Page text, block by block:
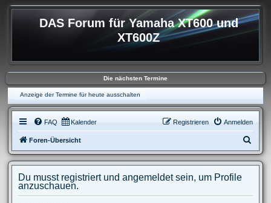
DAS Forum für Yamaha XT600 und
XT600Z
Die nächsten Termine
Anzeige der Termine für heute ausschalten
FAQ Kalender Anmelden
Registrieren
Foren-Übersicht
u
e
Du musst registriert und angemeldet sein, um Profile
anzuschauen.